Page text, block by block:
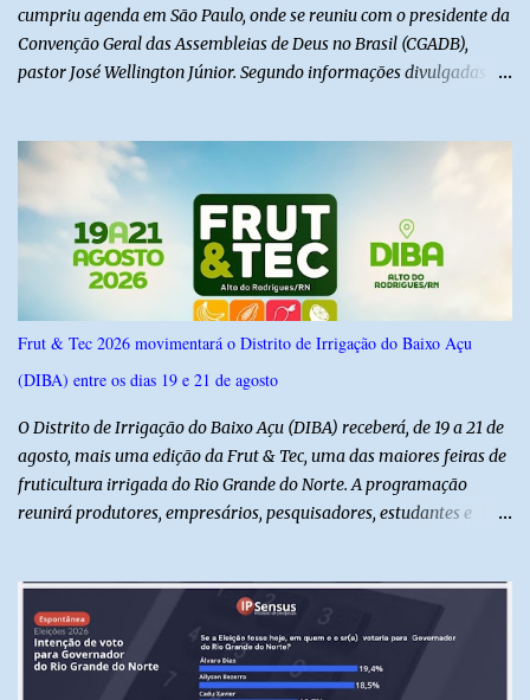
cumpriu agenda em São Paulo, onde se reuniu com o presidente da
Convenção Geral das Assembleias de Deus no Brasil (CGADB),
pastor José Wellington Júnior. Segundo informações divulgadas
político nacional e estadual. De acordo com a campanha de Álvaro
Dias, o pastor José Wellington Júnior manifestou apoio à
candidatura e ressaltou a importância da participação dos cristãos
no processo democrático, defendendo a valorização de princípios
como a defesa da família, o combate à corrupção, o
enfrentamento às drogas e a proteção da vida. Ainda segundo a
lideranças da Assembleia de Deus no Rio Grande do Norte. A
Assembleia de Deus possui uma das maiores estruturas religiosas
Frut & Tec 2026 movimentará o Distrito de Irrigação do Baixo Açu
(DIBA) entre os dias 19 e 21 de agosto
O Distrito de Irrigação do Baixo Açu (DIBA) receberá, de 19 a 21 de
agosto, mais uma edição da Frut & Tec, uma das maiores feiras de
fruticultura irrigada do Rio Grande do Norte. A programação
reunirá produtores, empresários, pesquisadores, estudantes e
instituições e tecnologias voltadas ao setor. Além das atividades
técnicas, a feira contará com programação cultural. No dia 20 de
agosto, o público poderá prestigiar o show de humor com Mução,
seguido de apresentação musical de Vê Barreto. A Frut & Tec